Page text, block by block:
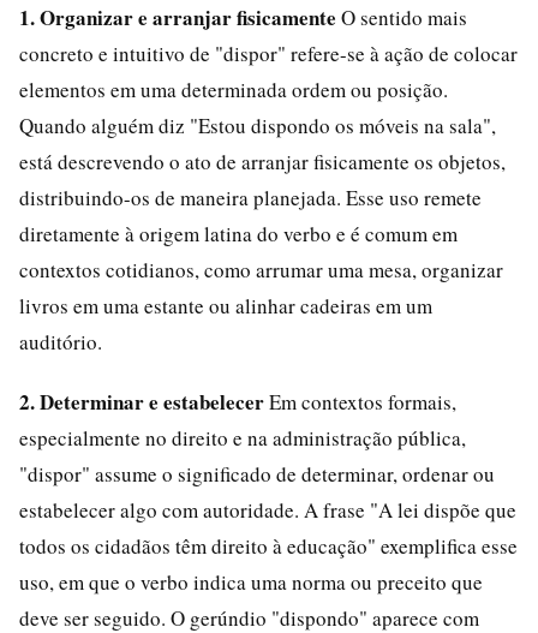
1. Organizar e arranjar fisicamente O sentido mais
concreto e intuitivo de "dispor" refere-se à ação de colocar
elementos em uma determinada ordem ou posição.
Quando alguém diz "Estou dispondo os móveis na sala",
está descrevendo o ato de arranjar fisicamente os objetos,
distribuindo-os de maneira planejada. Esse uso remete
diretamente à origem latina do verbo e é comum em
contextos cotidianos, como arrumar uma mesa, organizar
livros em uma estante ou alinhar cadeiras em um
auditório.
2. Determinar e estabelecerEm contextos formais,
especialmente no direito e na administração pública,
"dispor" assume o significado de determinar, ordenar ou
estabelecer algo com autoridade. A frase "A lei dispõe que
todos os cidadãos têm direito à educação" exemplifica esse
uso, em que o verbo indica uma norma ou preceito que
deve ser seguido. O gerúndio "dispondo" aparece com